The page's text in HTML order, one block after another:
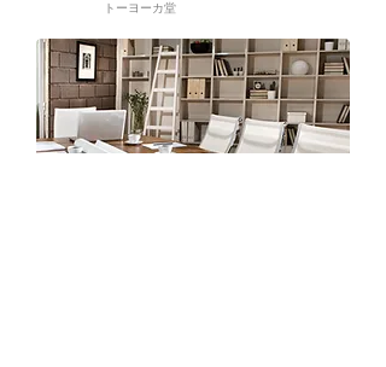
トーヨーカ堂